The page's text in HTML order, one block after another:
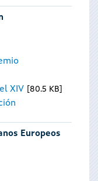
XIV
80.5 KB
Europeos